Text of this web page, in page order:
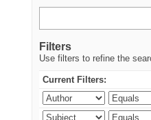
Filters
Use filters to refine the
Current Filters: